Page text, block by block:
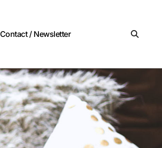
Contact / Newsletter